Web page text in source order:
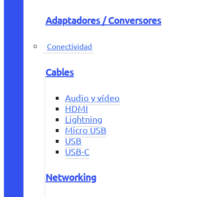
Adaptadores / Conversores
Conectividad
Cables
Audio y vídeo
HDMI
Lightning
Micro USB
USB
USB-C
Networking